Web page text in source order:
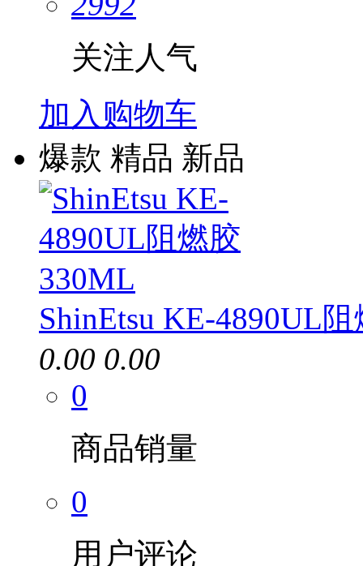
关注人气
加入购物车
爆款 精品 新品
ShinEtsu KE-4890UL
0.00 0.00
0
商品销量
0
用户评论